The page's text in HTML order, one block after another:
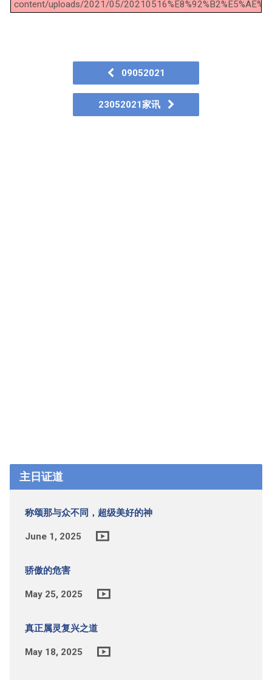
content/uploads/2021/05/
09052021
23052021家讯
主日证道
称颂那与众不同，超级美好的神
June 1, 2025
骄傲的危害
May 25, 2025
真正属灵复兴之道
May 18, 2025